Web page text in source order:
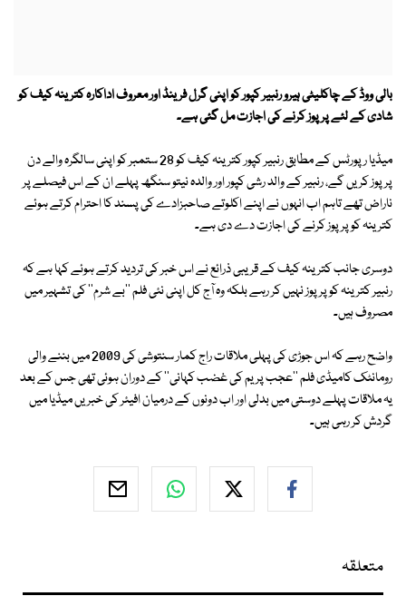
بالی ووڈ کے چاکلیٹی ہیرو رنبیر کپور کو اپنی گرل فرینڈ اور معروف اداکارہ کترینہ کیف کو
شادی کے لئے پرپوز کرنے کی اجازت مل گئی ہے۔
میڈیا رپورٹس کے مطابق رنبیر کپور کترینہ کیف کو 28 ستمبر کو اپنی سالگرہ والے دن
پرپوز کریں گے، رنبیر کے والد رشی کپور اور والدہ نیتو سنگھ پہلے ان کے اس فیصلے پر
ناراض تھے تاہم اب انہوں نے اپنے اکلوتے صاحبزادے کی پسند کا احترام کرتے ہوئے
کترینہ کو پرپوز کرنے کی اجازت دے دی ہے۔
دوسری جانب کترینہ کیف کے قریبی ذرائع نے اس خبر کی تردید کرتے ہوئے کہا ہے کہ
رنبیر کترینہ کو پرپوز نہیں کر رہے بلکہ وہ آج کل اپنی نئی فلم ''بے شرم'' کی تشہیر میں
مصروف ہیں۔
واضح رہے کہ اس جوڑی کی پہلی ملاقات راج کمار سنتوشی کی 2009 میں بننے والی
رومانٹک کامیڈی فلم ''عجب پریم کی غضب کہانی'' کے دوران ہوئی تھی جس کے بعد
یہ ملاقات پہلے دوستی میں بدلی اور اب دونوں کے درمیان افیئر کی خبریں میڈیا میں
گردش کر رہی ہیں۔
متعلقہ